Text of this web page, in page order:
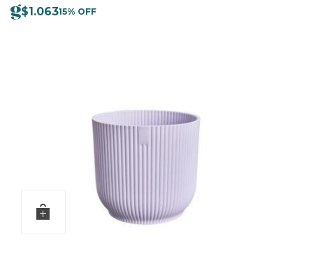
$1.06315% OFF